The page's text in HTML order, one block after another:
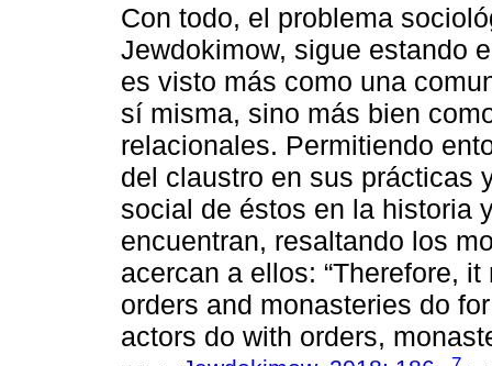
Con todo, el problema
Jewdokimow, sigue estando
es visto más como una
sí misma, sino más bien
relacionales. Permitiendo
del claustro en sus prácticas
social de éstos en la historia
encuentran, resaltando los
acercan a ellos: “Therefore,
orders and monasteries do
actors do with orders,